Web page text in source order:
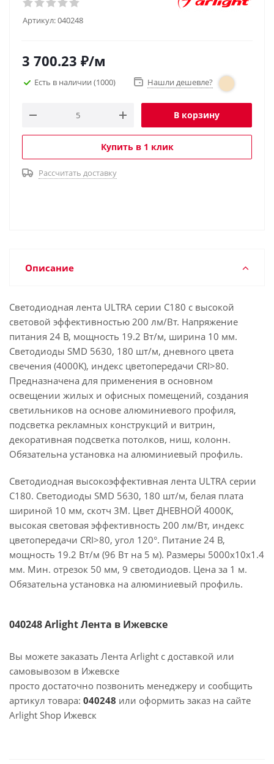
Артикул:040248
3 700.23 ₽/м
Есть в наличии (1000) Нашли дешевле?
В корзину
Купить в 1 клик
Рассчитать доставку
Описание
Светодиодная лента ULTRA серии C180 с высокой
световой эффективностью 200 лм/Вт. Напряжение
питания 24 В, мощность 19.2 Вт/м, ширина 10 мм.
Светодиоды SMD 5630, 180 шт/м, дневного цвета
свечения (4000K), индекс цветопередачи CRI>80.
Предназначена для применения в основном
освещении жилых и офисных помещений, создания
светильников на основе алюминиевого профиля,
подсветка рекламных конструкций и витрин,
декоративная подсветка потолков, ниш, колонн.
Обязательна установка на алюминиевый профиль.
Светодиодная высокоэффективная лента ULTRA серии
C180. Светодиоды SMD 5630, 180 шт/м, белая плата
шириной 10 мм, скотч 3M. Цвет ДНЕВНОЙ 4000K,
высокая световая эффективность 200 лм/Вт, индекс
цветопередачи CRI>80, угол 120°. Питание 24 В,
мощность 19.2 Вт/м (96 Вт на 5 м). Размеры 5000x10x1.4
мм. Мин. отрезок 50 мм, 9 светодиодов. Цена за 1 м.
Обязательна установка на алюминиевый профиль.
040248 Arlight Лента в Ижевске
Вы можете заказать Лента Arlight с доставкой или
самовывозом в Ижевске
просто достаточно позвонить менеджеру и сообщить
артикул товара: 040248 или оформить заказ на сайте
Arlight Shop Ижевск